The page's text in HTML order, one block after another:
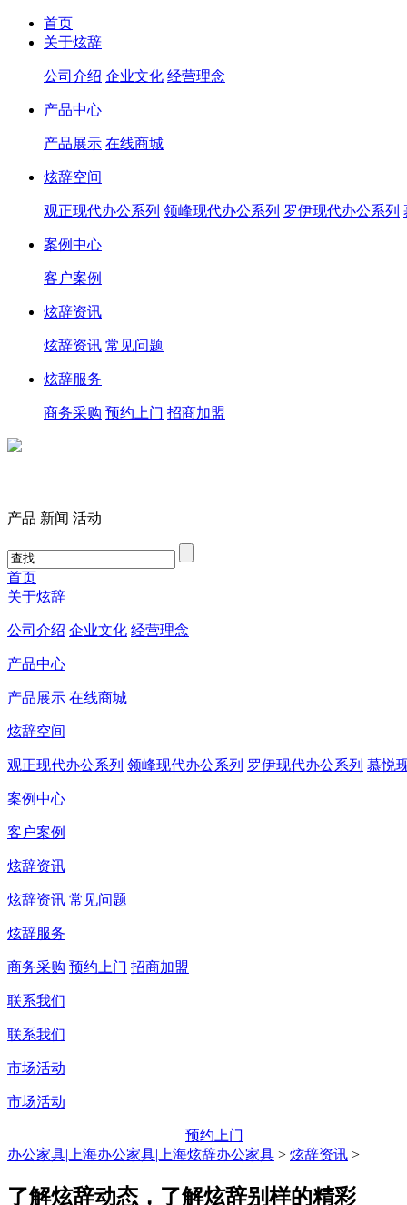
首页
关于炫辞
公司介绍 企业文化 经营理念
产品中心
产品展示 在线商城
炫辞空间
观正现代办公系列 领峰现代办公系列 罗伊现代办公系列
案例中心
客户案例
炫辞资讯
炫辞资讯 常见问题
炫辞服务
商务采购 预约上门 招商加盟
产品 新闻 活动
首页
关于炫辞
公司介绍 企业文化 经营理念
产品中心
产品展示 在线商城
炫辞空间
观正现代办公系列 领峰现代办公系列 罗伊现代办公系列 慕悦
案例中心
客户案例
炫辞资讯
炫辞资讯 常见问题
炫辞服务
商务采购 预约上门 招商加盟
联系我们
联系我们
市场活动
市场活动
预约上门
办公家具|上海办公家具|上海炫辞办公家具 > 炫辞资讯 >
了解炫辞动态，了解炫辞别样的精彩